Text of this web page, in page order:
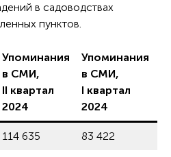
в садоводствах
пунктов.
Упоминания
в СМИ,
II квартал
2024
Упоминания
в СМИ,
I квартал
2024
114 635 83 422